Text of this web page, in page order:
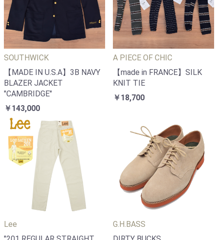
SOUTHWICK
【MADE IN U.S.A】3B NAVY
BLAZER JACKET
"CAMBRIDGE"
￥143,000
A PIECE OF CHIC
【made in FRANCE】SILK
KNIT TIE
￥18,700
Lee
G.H.BASS